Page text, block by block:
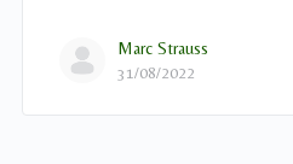
Marc Strauss
31/08/2022